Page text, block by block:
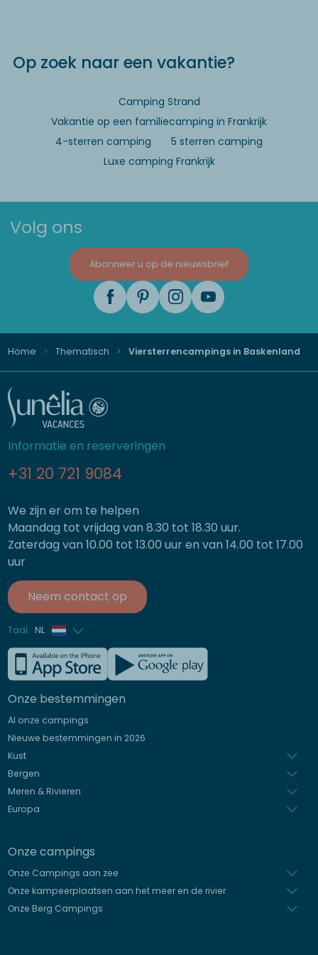
Op zoek naar een vakantie?
Camping Strand
Vakantie op een familiecamping in Frankrijk
4-sterren camping
5 sterren camping
Luxe camping Frankrijk
Volg ons
Abonneer u op de nieuwsbrief
Home Thematisch Viersterrencampings in Baskenland
Informatie en reserveringen
+31 20 721 9084
We zijn er om te helpen
Maandag tot vrijdag van 8.30 tot 18.30 uur.
Zaterdag van 10.00 tot 13.00 uur en van 14.00 tot 17.00
uur
Neem contact op
Taal NL
Frans
Engels
Duits
Italiaans
Onze bestemmingen
Al onze campings
Nieuwe bestemmingen in 2026
Kust
Bergen
Meren & Rivieren
Europa
Onze campings
Onze Campings aan zee
Onze kampeerplaatsen aan het meer en de rivier
Onze Berg Campings